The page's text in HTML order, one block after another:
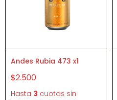
Andes Rubia 473 x1
$2.500
Hasta 3 cuotas sin